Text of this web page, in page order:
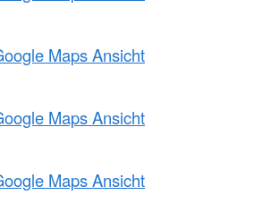
Maps Ansicht
Maps Ansicht
Maps Ansicht